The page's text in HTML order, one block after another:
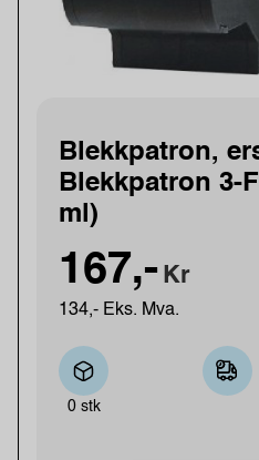
Blekkpatron,
Blekkpatron 3-
ml)
167,- Kr
134,- Eks. Mva.
0 stk